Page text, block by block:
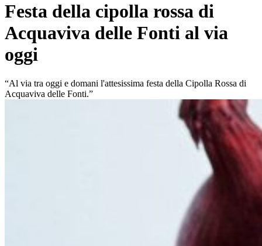
Festa della cipolla rossa di
Acquaviva delle Fonti al via
oggi
“Al via tra oggi e domani l'attesissima festa della Cipolla Rossa di
Acquaviva delle Fonti.”